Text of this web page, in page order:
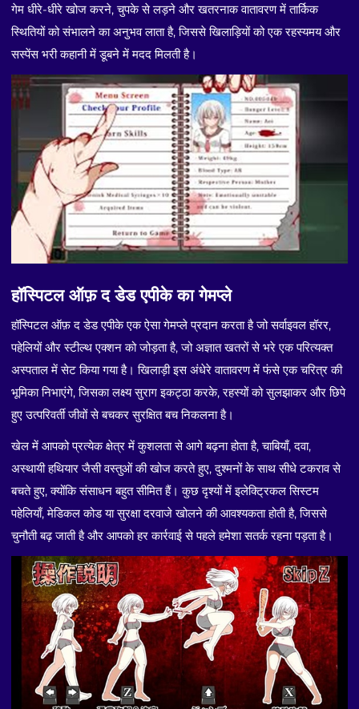
गेम धीरे-धीरे खोज करने, चुपके से लड़ने और खतरनाक वातावरण में तार्किक
स्थितियों को संभालने का अनुभव लाता है, जिससे खिलाड़ियों को एक रहस्यमय और
सस्पेंस भरी कहानी में डूबने में मदद मिलती है।
हॉस्पिटल ऑफ़ द डेड एपीके का गेमप्ले
हॉस्पिटल ऑफ़ द डेड एपीके एक ऐसा गेमप्ले प्रदान करता है जो सर्वाइवल हॉरर,
पहेलियों और स्टील्थ एक्शन को जोड़ता है, जो अज्ञात खतरों से भरे एक परित्यक्त
अस्पताल में सेट किया गया है। खिलाड़ी इस अंधेरे वातावरण में फंसे एक चरित्र की
भूमिका निभाएंगे, जिसका लक्ष्य सुराग इकट्ठा करके, रहस्यों को सुलझाकर और छिपे
हुए उत्परिवर्ती जीवों से बचकर सुरक्षित बच निकलना है।
खेल में आपको प्रत्येक क्षेत्र में कुशलता से आगे बढ़ना होता है, चाबियाँ, दवा,
अस्थायी हथियार जैसी वस्तुओं की खोज करते हुए, दुश्मनों के साथ सीधे टकराव से
बचते हुए, क्योंकि संसाधन बहुत सीमित हैं। कुछ दृश्यों में इलेक्ट्रिकल सिस्टम
पहेलियाँ, मेडिकल कोड या सुरक्षा दरवाजे खोलने की आवश्यकता होती है, जिससे
चुनौती बढ़ जाती है और आपको हर कार्रवाई से पहले हमेशा सतर्क रहना पड़ता है।